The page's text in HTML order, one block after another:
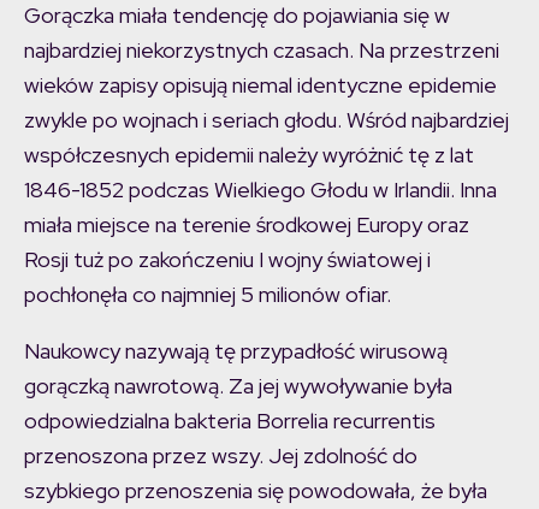
Gorączka miała tendencję do pojawiania się w
najbardziej niekorzystnych czasach. Na przestrzeni
wieków zapisy opisują niemal identyczne epidemie
zwykle po wojnach i seriach głodu. Wśród najbardziej
współczesnych epidemii należy wyróżnić tę z lat
1846-1852 podczas Wielkiego Głodu w Irlandii. Inna
miała miejsce na terenie środkowej Europy oraz
Rosji tuż po zakończeniu I wojny światowej i
pochłonęła co najmniej 5 milionów ofiar.
Naukowcy nazywają tę przypadłość wirusową
gorączką nawrotową. Za jej wywoływanie była
odpowiedzialna bakteria Borrelia recurrentis
przenoszona przez wszy. Jej zdolność do
szybkiego przenoszenia się powodowała, że była